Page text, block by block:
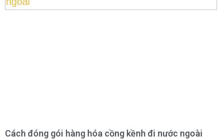
Cách đóng gói hàng hóa cồng kềnh đi nước ngoài